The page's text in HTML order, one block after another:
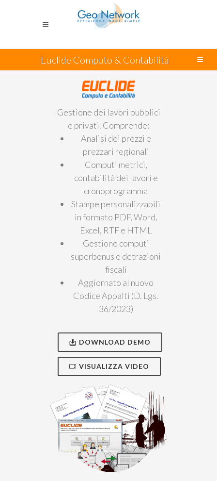
Euclide Computo & Contabilità
Gestione dei lavori pubblici
e privati. Comprende:
Analisi dei prezzi e
prezzari regionali
Computi metrici,
contabilità dei lavori e
cronoprogramma
Stampe personalizzabili
in formato PDF, Word,
Excel, RTF e HTML
Gestione computi
superbonus e detrazioni
fiscali
Aggiornato al nuovo
Codice Appalti (D. Lgs.
36/2023)
DOWNLOAD DEMO
VISUALIZZA VIDEO